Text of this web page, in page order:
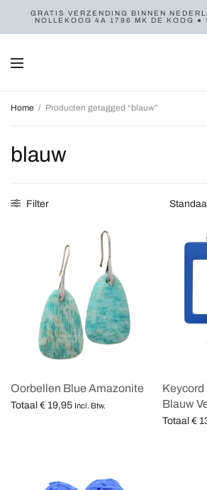
GRATIS VERZENDING BINNEN
NOLLEKOOG 4A 1796 MK DE KOOG
Home / Producten getagged “blauw”
blauw
Filter
Oorbellen Blue Amazonite
Totaal € 19,95 Incl. Btw.
Keycord
Blauw
Totaal €